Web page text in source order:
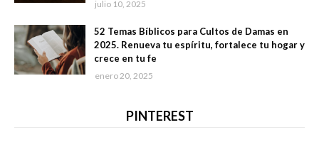
julio 10, 2025
52 Temas Bíblicos para Cultos de Damas en
2025. Renueva tu espíritu, fortalece tu hogar y
crece en tu fe
enero 20, 2025
PINTEREST